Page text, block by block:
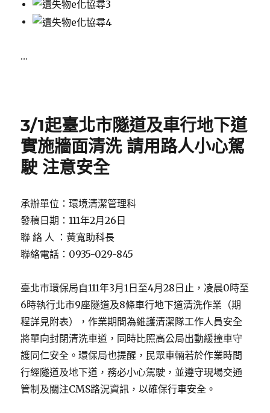
…
3/1起臺北市隧道及車行地下道
實施牆面清洗 請用路人小心駕
駛 注意安全
承辦單位：環境清潔管理科
發稿日期：111年2月26日
聯 絡 人 ：黃寬助科長
聯絡電話：0935-029-845
臺北市環保局自111年3月1日至4月28日止，凌晨0時至
6時執行北市9座隧道及8條車行地下道清洗作業（期
程詳見附表），作業期間為維護清潔隊工作人員安全
將單向封閉清洗車道，同時比照高公局出動緩撞車守
護同仁安全。環保局也提醒，民眾車輛若於作業時間
行經隧道及地下道，務必小心駕駛，並遵守現場交通
管制及關注CMS路況資訊，以確保行車安全。